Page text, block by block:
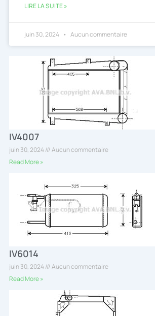
LIRE LA SUITE »
juin 30, 2024 Aucun commentaire
IV4007
juin 30, 2024
Aucun commentaire
Read More »
IV6014
juin 30, 2024
Aucun commentaire
Read More »